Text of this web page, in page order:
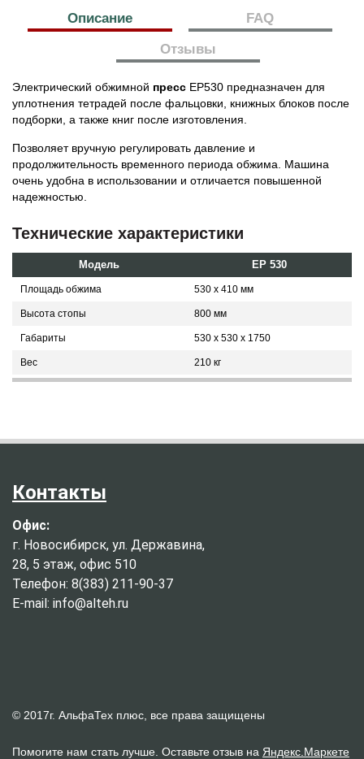
Описание
FAQ
Отзывы
Электрический обжимной пресс ЕР530 предназначен для
уплотнения тетрадей после фальцовки, книжных блоков после
подборки, а также книг после изготовления.
Позволяет вручную регулировать давление и
продолжительность временного периода обжима. Машина
очень удобна в использовании и отличается повышенной
надежностью.
Технические характеристики
Модель EP 530
Площадь обжима 530 x 410 мм
Высота стопы 800 мм
Габариты 530 x 530 x 1750
Вес 210 кг
Контакты
Офис:
г. Новосибирск, ул. Державина,
28, 5 этаж, офис 510
Телефон: 8(383) 211-90-37
E-mail: info@alteh.ru
© 2017г. АльфаТех плюс, все права защищены
Помогите нам стать лучше. Оставьте отзыв на Яндекс.Маркете